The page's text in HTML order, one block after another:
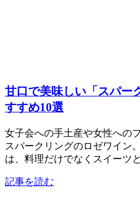
甘口で美味しい「スパー
すすめ10選
女子会への手土産や女性への
スパークリングのロゼワイン
は、料理だけでなくスイーツ
記事を読む